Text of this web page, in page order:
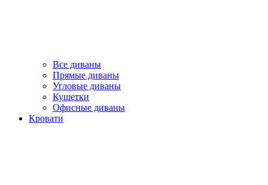
Все диваны
Прямые диваны
Угловые диваны
Кушетки
Офисные диваны
Кровати